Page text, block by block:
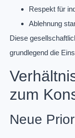
Respekt für
Ablehnung
Diese
grundlegend die
zum
Neue